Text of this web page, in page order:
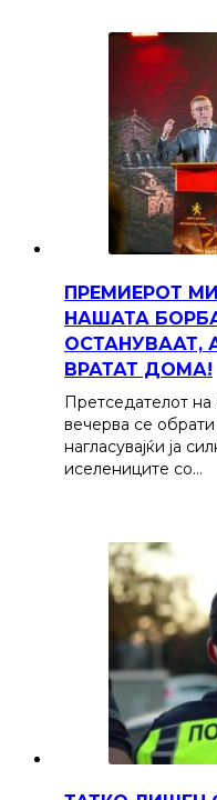
ПРЕМИЕРОТ
НАШАТА
ОСТАНУВААТ,
ВРАТАТ ДОМА!
Претседателот на
вечерва се
нагласувајќи ја
иселениците со…